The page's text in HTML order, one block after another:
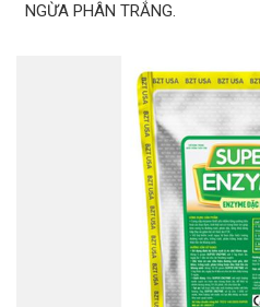
NGỪA PHÂN TRẮNG.